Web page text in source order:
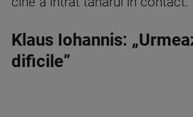
Klaus Iohannis:
dificile”